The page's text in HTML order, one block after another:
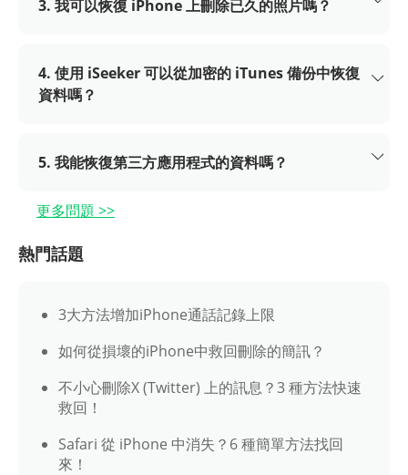
3. 我可以恢復 iPhone 上刪除已久的照片嗎？
4. 使用 iSeeker 可以從加密的 iTunes 備份中恢復
資料嗎？
5. 我能恢復第三方應用程式的資料嗎？
更多問題 >>
熱門話題
3大方法增加iPhone通話記錄上限
如何從損壞的iPhone中救回刪除的簡訊？
不小心刪除X (Twitter) 上的訊息？3 種方法快速
救回！
Safari 從 iPhone 中消失？6 種簡單方法找回
來！